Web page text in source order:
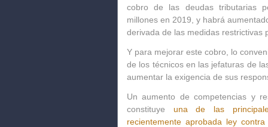
cobro de las deudas tributarias
millones en 2019 , y habrá
derivada de las medidas restrictivas
Y para mejorar este cobro, lo
de los técnicos en las jefaturas de
aumentar la exigencia de sus
Un aumento de competencias y
constituye una de las
recientemente aprobada ley